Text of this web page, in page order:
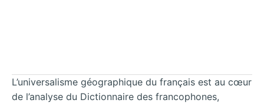
L’universalisme géographique du français est au cœur
de l’analyse du Dictionnaire des francophones,